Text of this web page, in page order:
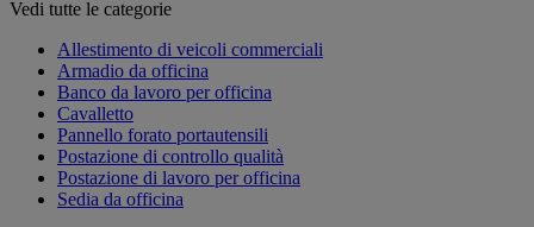
Vedi tutte le categorie
Allestimento di veicoli commerciali
Armadio da officina
Banco da lavoro per officina
Cavalletto
Pannello forato portautensili
Postazione di controllo qualità
Postazione di lavoro per officina
Sedia da officina